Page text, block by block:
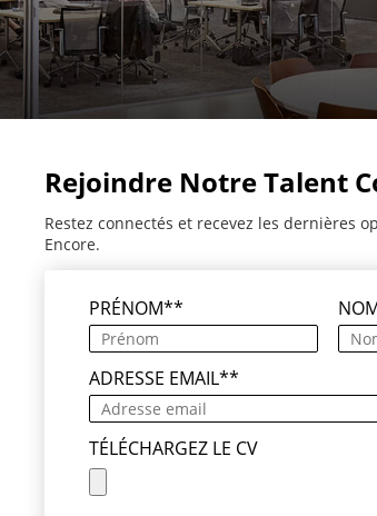
Rejoindre Notre Talent
Restez connectés et recevez les dernières
Encore.
PRÉNOM*
ADRESSE EMAIL*
TÉLÉCHARGEZ LE CV